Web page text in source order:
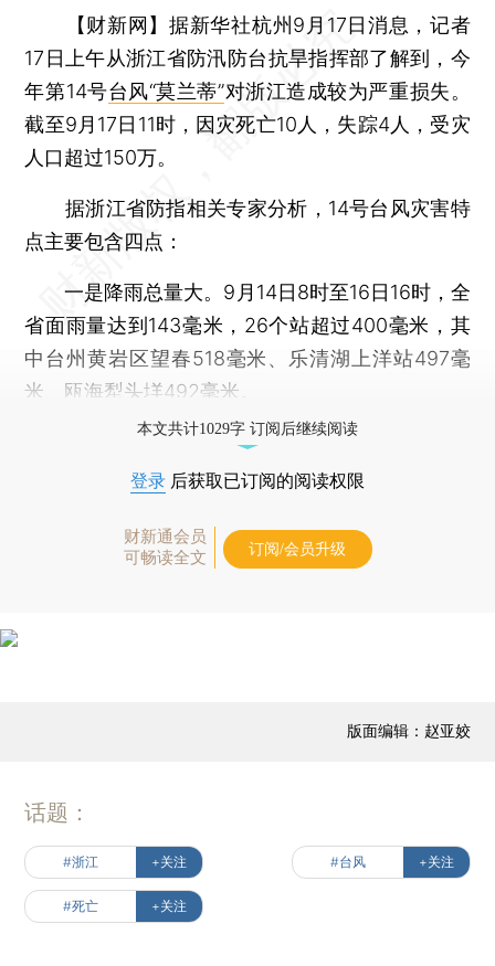
【财新网】据新华社杭州9月17日消息，记者
17日上午从浙江省防汛防台抗旱指挥部了解到，今
年第14号台风“莫兰蒂”对浙江造成较为严重损失。
截至9月17日11时，因灾死亡10人，失踪4人，受灾
人口超过150万。
据浙江省防指相关专家分析，14号台风灾害特
点主要包含四点：
一是降雨总量大。9月14日8时至16日16时，全
省面雨量达到143毫米，26个站超过400毫米，其
中台州黄岩区望春518毫米、乐清湖上洋站497毫
米、瓯海犁头垟492毫米。
本文共计1029字 订阅后继续阅读
登录 后获取已订阅的阅读权限
财新通会员
可畅读全文
订阅/会员升级
版面编辑：赵亚姣
话题：
#浙江 +关注 #台风 +关注
#死亡 +关注